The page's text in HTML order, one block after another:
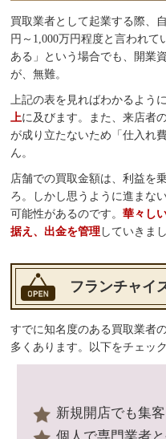
買取業者として起業する際、
円～1,000万円程度と言われ
ある」という場合でも、開業
が、無難。
上記の表を見ればわかるように
上に及びます。また、来店者
が成り立たないため「仕入れ
ん。
店舗での買取金額は、利益を
ろ。しかし思うように進まな
可能性があるのです。華々し
据え、出金を管理 していきま
フランチャイ
すでに知名度のある買取業者
多くあります。以下をチェッ
新規開店でも集客